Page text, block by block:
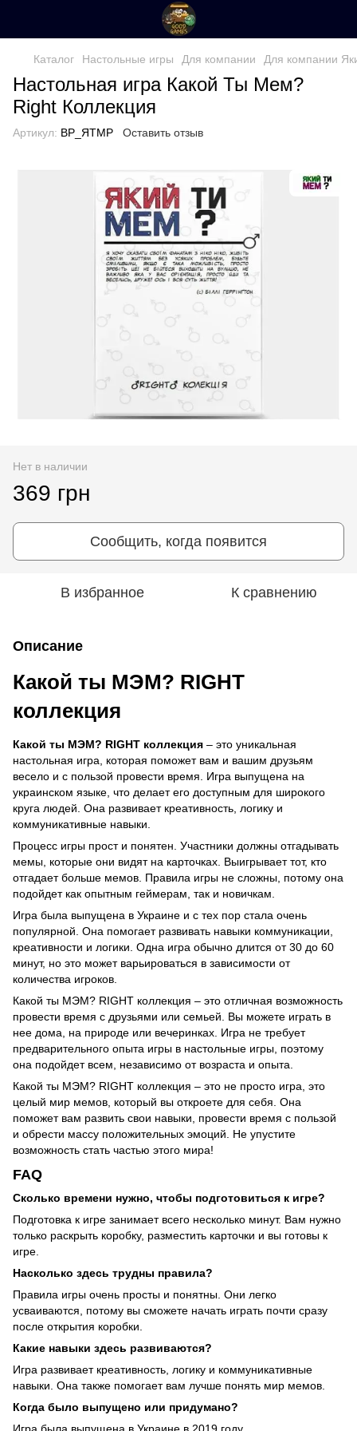
Каталог Настольные игры Для компании Для компании
Настольная игра Какой Ты Мем?
Right Коллекция
Артикул: ВР_ЯТМР Оставить отзыв
Нет в наличии
369 грн
Сообщить, когда появится
В избранное К сравнению
Описание
Какой ты МЭМ? RIGHT
коллекция
Какой ты МЭМ? RIGHT коллекция – это уникальная
настольная игра, которая поможет вам и вашим друзьям
весело и с пользой провести время. Игра выпущена на
украинском языке, что делает его доступным для широкого
круга людей. Она развивает креативность, логику и
коммуникативные навыки.
Процесс игры прост и понятен. Участники должны отгадывать
мемы, которые они видят на карточках. Выигрывает тот, кто
отгадает больше мемов. Правила игры не сложны, потому она
подойдет как опытным геймерам, так и новичкам.
Игра была выпущена в Украине и с тех пор стала очень
популярной. Она помогает развивать навыки коммуникации,
креативности и логики. Одна игра обычно длится от 30 до 60
минут, но это может варьироваться в зависимости от
количества игроков.
Какой ты МЭМ? RIGHT коллекция – это отличная возможность
провести время с друзьями или семьей. Вы можете играть в
нее дома, на природе или вечеринках. Игра не требует
предварительного опыта игры в настольные игры, поэтому
она подойдет всем, независимо от возраста и опыта.
Какой ты МЭМ? RIGHT коллекция – это не просто игра, это
целый мир мемов, который вы откроете для себя. Она
поможет вам развить свои навыки, провести время с пользой
и обрести массу положительных эмоций. Не упустите
возможность стать частью этого мира!
FAQ
Сколько времени нужно, чтобы подготовиться к игре?
Подготовка к игре занимает всего несколько минут. Вам нужно
только раскрыть коробку, разместить карточки и вы готовы к
игре.
Насколько здесь трудны правила?
Правила игры очень просты и понятны. Они легко
усваиваются, потому вы сможете начать играть почти сразу
после открытия коробки.
Какие навыки здесь развиваются?
Игра развивает креативность, логику и коммуникативные
навыки. Она также помогает вам лучше понять мир мемов.
Когда было выпущено или придумано?